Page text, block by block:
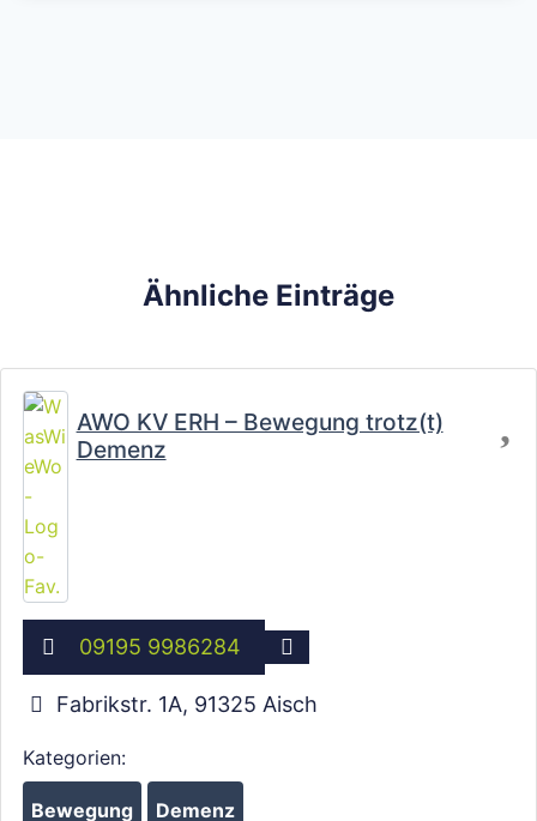
Ähnliche Einträge
AWO KV ERH – Bewegung trotz(t)
Demenz
09195 9986284
Fabrikstr. 1A, 91325 Aisch
Kategorien:
Bewegung Demenz